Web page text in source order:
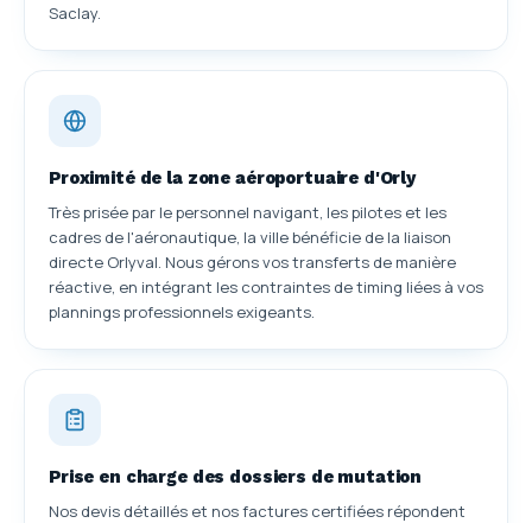
Saclay.
Proximité de la zone aéroportuaire d'Orly
Très prisée par le personnel navigant, les pilotes et les
cadres de l'aéronautique, la ville bénéficie de la liaison
directe Orlyval. Nous gérons vos transferts de manière
réactive, en intégrant les contraintes de timing liées à vos
plannings professionnels exigeants.
Prise en charge des dossiers de mutation
Nos devis détaillés et nos factures certifiées répondent